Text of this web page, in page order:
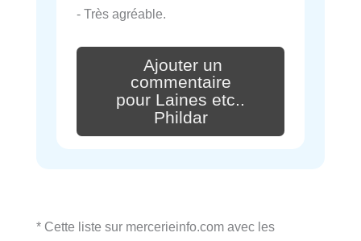
- Très agréable.
Ajouter un
commentaire
pour Laines etc..
Phildar
* Cette liste sur mercerieinfo.com avec les